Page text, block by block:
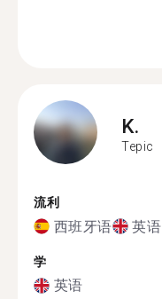
K.
Tepic
流利
西班牙语 英语
学
英语